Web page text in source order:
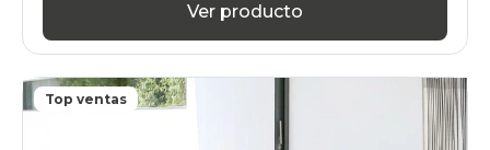
Ver producto
Top ventas